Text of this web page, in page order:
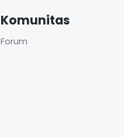
Komunitas
Forum